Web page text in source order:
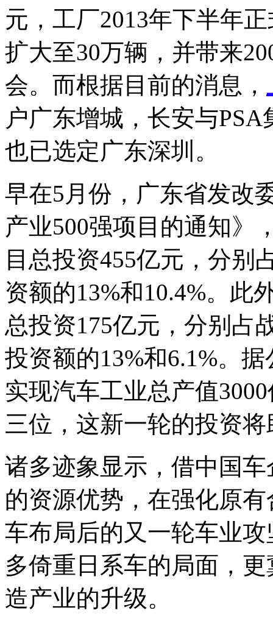
元，工厂2013年下半年
扩大至30万辆，并带来
会。而根据目前的消息，
户广东增城，长安与
也已选定广东深圳。
早在5月份，广东省发改
产业500强项目的通知》
目总投资455亿元，分别
资额的13%和10.4%。此
总投资175亿元，分别占
投资额的13%和6.1%。
实现汽车工业总产值
三位，这新一轮的投资
诸多迹象显示，借中国
的资源优势，在强化原
车布局后的又一轮车业
多倚重日系车的局面，
造产业的升级。